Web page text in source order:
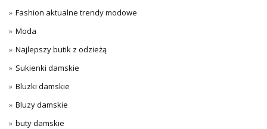
Fashion aktualne trendy modowe
Moda
Najlepszy butik z odzieżą
Sukienki damskie
Bluzki damskie
Bluzy damskie
buty damskie